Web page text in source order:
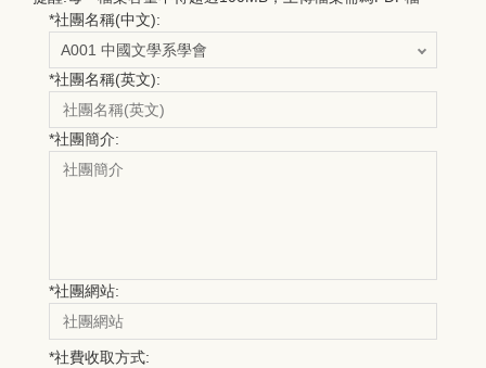
*社團名稱(中文):
*社團名稱(英文):
*社團簡介:
*社團網站:
*社費收取方式: